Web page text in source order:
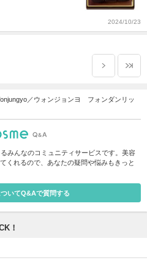
2024/10/23
／ウォンジョンヨ フォンダンリッ
みんなのコミュニティサービスです。美容
くれるので、あなたの疑問や悩みもきっと
いてQ&Aで質問する
！